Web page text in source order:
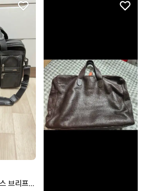
TUMI 정품 비즈니스 브리프케이스 판매합니다.